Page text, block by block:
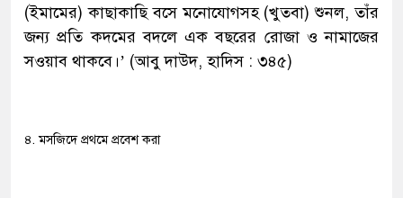
(ইমামের) কাছাকাছি বসে মনোযোগসহ (খুতবা) শুনল, তাঁর
জন্য প্রতি কদমের বদলে এক বছরের রোজা ও নামাজের
সওয়াব থাকবে।’ (আবু দাউদ, হাদিস : ৩৪৫)
৪. মসজিদে প্রথমে প্রবেশ করা